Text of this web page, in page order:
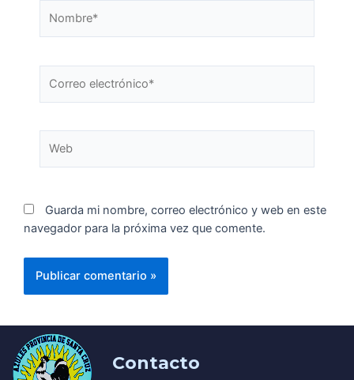
Guarda mi nombre, correo electrónico y web en este
navegador para la próxima vez que comente.
Contacto